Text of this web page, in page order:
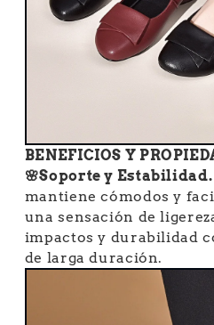
BENEFICIOS Y
🌸Soporte y Estabilidad.
mantiene cómodos y
una sensación de
impactos y durabilidad
de larga duración.